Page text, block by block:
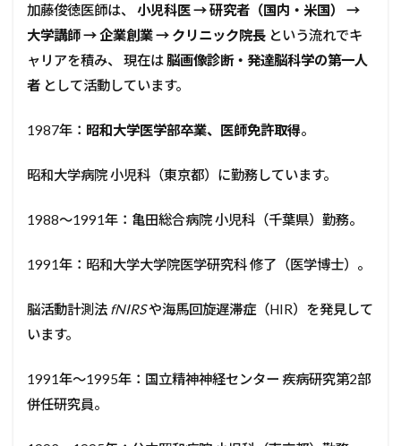
加藤俊徳医師は、 小児科医 → 研究者（国内・米国） →
大学講師 → 企業創業 → クリニック院長 という流れでキ
ャリアを積み、 現在は脳画像診断・発達脳科学の第一人
者 として活動しています。
1987年： 昭和大学医学部卒業、医師免許取得。
昭和大学病院 小児科（東京都）に勤務しています。
1988〜1991年：亀田総合病院 小児科（千葉県）勤務。
1991年：昭和大学大学院医学研究科 修了（医学博士）。
脳活動計測法 fNIRSや海馬回旋遅滞症（HIR）を発見して
います。
1991年～1995年：国立精神神経センター 疾病研究第2部
併任研究員。